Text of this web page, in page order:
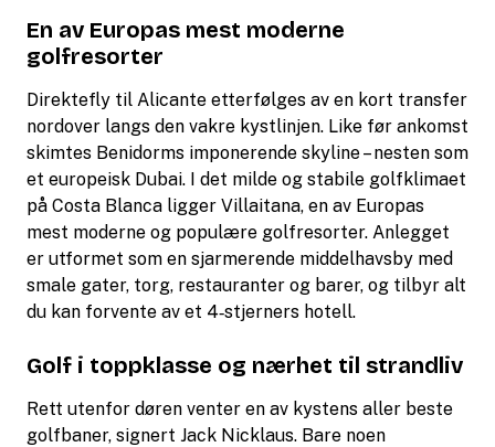
En av Europas mest moderne
golfresorter
Direktefly til Alicante etterfølges av en kort transfer
nordover langs den vakre kystlinjen. Like før ankomst
skimtes Benidorms imponerende skyline – nesten som
et europeisk Dubai. I det milde og stabile golfklimaet
på Costa Blanca ligger Villaitana, en av Europas
mest moderne og populære golfresorter. Anlegget
er utformet som en sjarmerende middelhavsby med
smale gater, torg, restauranter og barer, og tilbyr alt
du kan forvente av et 4‑stjerners hotell.
Golf i toppklasse og nærhet til strandliv
Rett utenfor døren venter en av kystens aller beste
golfbaner, signert Jack Nicklaus. Bare noen